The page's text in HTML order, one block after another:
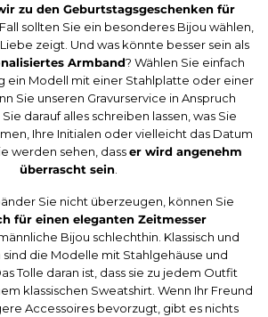
zu den Geburtstagsgeschenken für
sollten Sie ein besonderes Bijou wählen,
zeigt. Und was könnte besser sein als
Armband? Wählen Sie einfach
ein Modell mit einer Stahlplatte oder einer
Sie unseren Gravurservice in Anspruch
darauf alles schreiben lassen, was Sie
Ihre Initialen oder vielleicht das Datum
werden sehen, dasser wird angenehm
überrascht sein
Sie nicht überzeugen, können Sie
für einen eleganten Zeitmesser
Bijou schlechthin. Klassisch und
die Modelle mit Stahlgehäuse und
Tolle daran ist, dass sie zu jedem Outfit
klassischen Sweatshirt. Wenn Ihr Freund
Accessoires bevorzugt, gibt es nichts